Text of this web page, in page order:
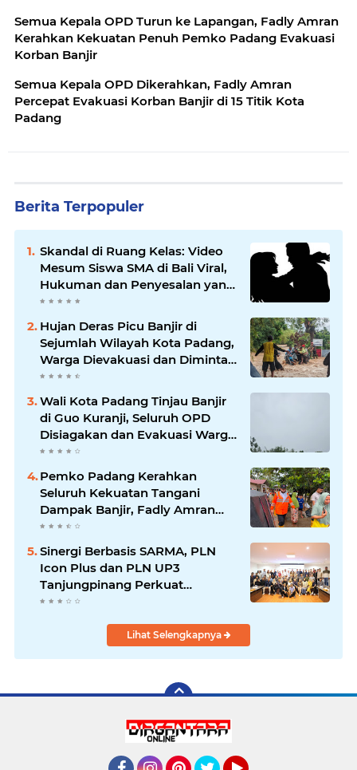
Semua Kepala OPD Turun ke Lapangan, Fadly Amran
Kerahkan Kekuatan Penuh Pemko Padang Evakuasi
Korban Banjir
Semua Kepala OPD Dikerahkan, Fadly Amran
Percepat Evakuasi Korban Banjir di 15 Titik Kota
Padang
Berita Terpopuler
Skandal di Ruang Kelas: Video
Mesum Siswa SMA di Bali Viral,
Hukuman dan Penyesalan yang
Mengikuti
Hujan Deras Picu Banjir di
Sejumlah Wilayah Kota Padang,
Warga Dievakuasi dan Diminta
Waspada Banjir Susulan
Wali Kota Padang Tinjau Banjir
di Guo Kuranji, Seluruh OPD
Disiagakan dan Evakuasi Warga
Dipercepat
Pemko Padang Kerahkan
Seluruh Kekuatan Tangani
Dampak Banjir, Fadly Amran
Desak Percepatan Proyek
Pengendalian Bencana
Sinergi Berbasis SARMA, PLN
Icon Plus dan PLN UP3
Tanjungpinang Perkuat
Kolaborasi Strategis
Lihat Selengkapnya